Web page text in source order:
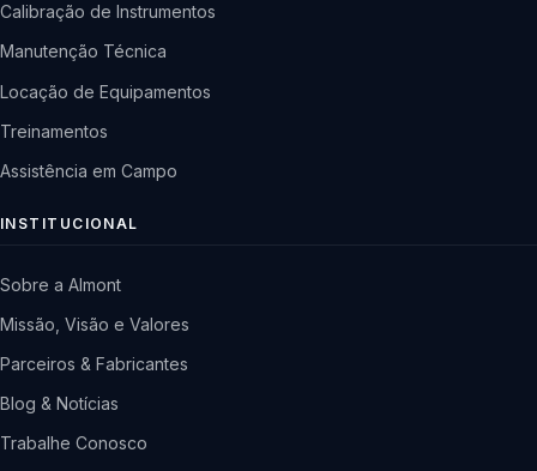
Calibração de Instrumentos
Manutenção Técnica
Locação de Equipamentos
Treinamentos
Assistência em Campo
INSTITUCIONAL
Sobre a Almont
Missão, Visão e Valores
Parceiros & Fabricantes
Blog & Notícias
Trabalhe Conosco